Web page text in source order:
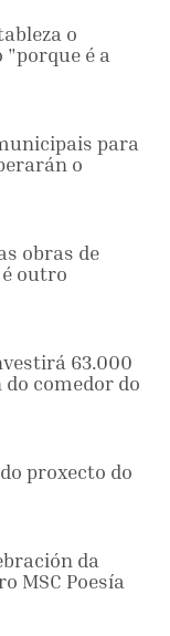
o
é a
para
o
obras de
outro
63.000
comedor do
proxecto do
da
MSC Poesía